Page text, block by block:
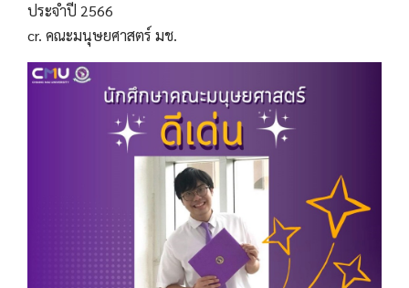
ประจำปี 2566
cr. คณะมนุษยศาสตร์ มช.